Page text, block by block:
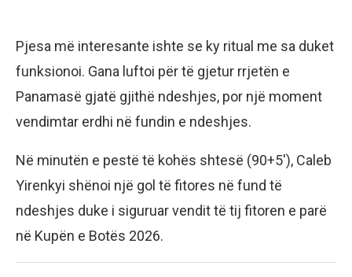
Pjesa më interesante ishte se ky ritual me sa duket
funksionoi. Gana luftoi për të gjetur rrjetën e
Panamasë gjatë gjithë ndeshjes, por një moment
vendimtar erdhi në fundin e ndeshjes.
Në minutën e pestë të kohës shtesë (90+5′), Caleb
Yirenkyi shënoi një gol të fitores në fund të
ndeshjes duke i siguruar vendit të tij fitoren e parë
në Kupën e Botës 2026.